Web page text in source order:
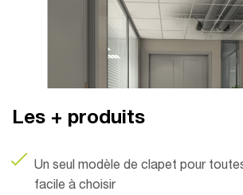
Les + produits
Un seul modèle de clapet pour
facile à choisir